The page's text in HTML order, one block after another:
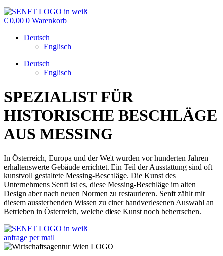
€ 0,00 0 Warenkorb
Deutsch
Englisch
Deutsch
Englisch
SPEZIALIST FÜR
HISTORISCHE BESCHLÄGE
AUS MESSING
In Österreich, Europa und der Welt wurden vor hunderten Jahren
erhaltenswerte Gebäude errichtet. Ein Teil der Ausstattung sind oft
kunstvoll gestaltete Messing-Beschläge. Die Kunst des
Unternehmens Senft ist es, diese Messing-Beschläge im alten
Design aber nach neuen Normen zu restaurieren. Senft zählt mit
diesem aussterbenden Wissen zu einer handverlesenen Auswahl an
Betrieben in Österreich, welche diese Kunst noch beherrschen.
anfrage per mail